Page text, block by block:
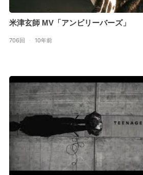
米津玄師 MV「アンビリーバーズ」
706回 · 10年前